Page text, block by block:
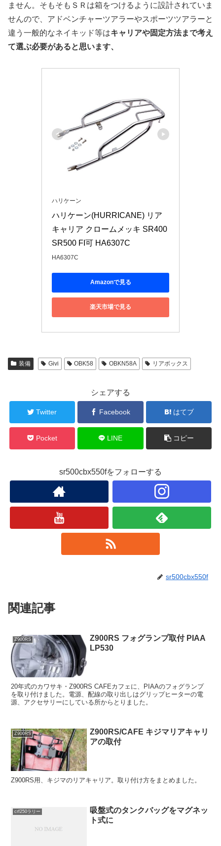
ません。そもそもＳＲは箱をつけるように設計されていま
せんので、アドベンチャーツアラーやスポーツツアラーと
違う一般的なネイキッド等はキャリアや固定方法まで考え
て選ぶ必要があると思います、
ハリケーン
ハリケーン(HURRICANE) リア
キャリア クロームメッキ SR400
SR500 FI可 HA6307C
HA6307C
Amazonで見る
楽天市場で見る
装備 Givi OBK58 OBKN58A リアボックス
シェアする
Twitter Facebook はてブ
Pocket LINE コピー
sr500cbx550fをフォローする
sr500cbx550f
関連記事
Z900RS
Z900RS フォグランプ取付 PIAA
LP530
20年式のカワサキ・Z900RS CAFEカフェに、PIAAのフォグランプ
を取り付けました。電源、配線の取り出しはグリップヒーターの電
源、アクセサリーにしている所からとりました。
Z900RS
Z900RS/CAFE キジマリアキャリ
アの取付
Z900RS用、キジマのリアキャリア。取り付け方をまとめました。
crf250ラリー
吸盤式のタンクバッグをマグネッ
ト式に